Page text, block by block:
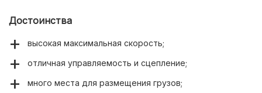
Достоинства
высокая максимальная скорость;
отличная управляемость и сцепление;
много места для размещения грузов;